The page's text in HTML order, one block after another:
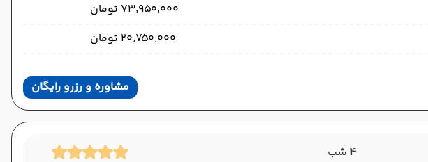
۷۳٬۹۵۰٬۰۰۰ تومان
۲۰٬۷۵۰٬۰۰۰ تومان
مشاوره و رزرو رایگان
4 شب